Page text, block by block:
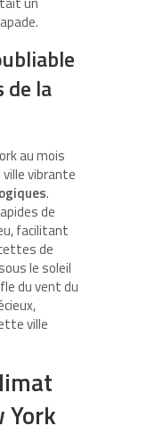
de la
au mois
ville vibrante
.
de
facilitant
de
le soleil
du vent du
ville